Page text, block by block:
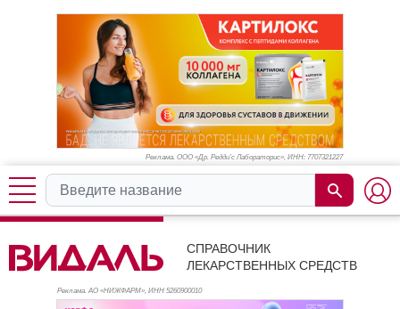
Реклама. ООО «Др. Редди’с Лабораторис», ИНН: 7707321227
СПРАВОЧНИК
ЛЕКАРСТВЕННЫХ СРЕДСТВ
Реклама. АО «НИЖФАРМ», ИНН 5260900010